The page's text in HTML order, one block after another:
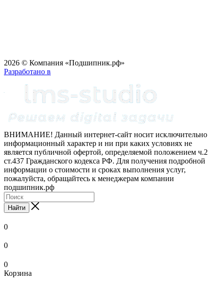
2026 © Компания «Подшипник.рф»
Разработано в
ВНИМАНИЕ! Данный интернет-сайт носит исключительно
информационный характер и ни при каких условиях не
является публичной офертой, определяемой положением ч.2
ст.437 Гражданского кодекса РФ. Для получения подробной
информации о стоимости и сроках выполнения услуг,
пожалуйста, обращайтесь к менеджерам компании
подшипник.рф
Найти
0
0
0
Корзина